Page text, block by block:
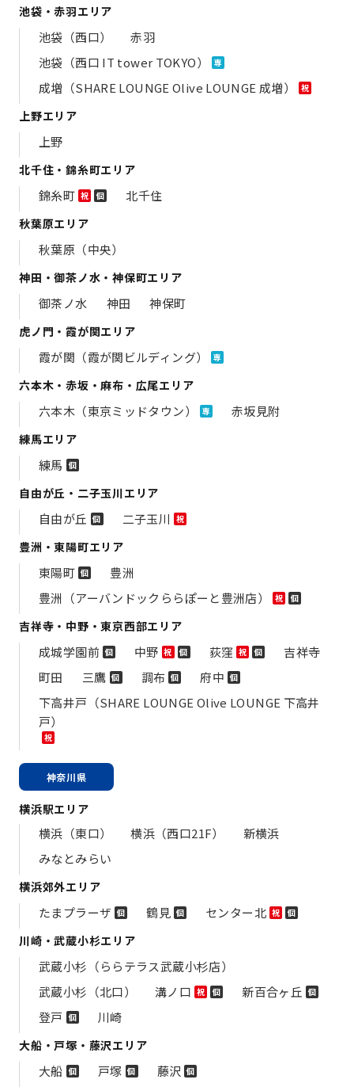
池袋・赤羽エリア
池袋（西口）
赤羽
池袋（西口 IT tower TOKYO）
専
成増（SHARE LOUNGE Olive LOUNGE 成増） 祝
上野エリア
上野
北千住・錦糸町エリア
錦糸町 祝 個 北千住
秋葉原エリア
秋葉原（中央）
神田・御茶ノ水・神保町エリア
御茶ノ水 神田 神保町
虎ノ門・霞が関エリア
霞が関（霞が関ビルディング） 専
六本木・赤坂・麻布・広尾エリア
六本木（東京ミッドタウン） 専 赤坂見附
練馬エリア
練馬 個
自由が丘・二子玉川エリア
自由が丘 個 二子玉川 祝
豊洲・東陽町エリア
東陽町 個
豊洲
豊洲（アーバンドックららぽーと豊洲店）
祝 個
吉祥寺・中野・東京西部エリア
成城学園前 個 中野 祝 個 荻窪 祝 個
吉祥寺
町田
三鷹 個 調布 個 府中 個
下高井戸（SHARE LOUNGE Olive LOUNGE 下高井
戸）
祝
神奈川県
横浜駅エリア
横浜（東口） 横浜（西口21F）
新横浜
みなとみらい
横浜郊外エリア
たまプラーザ 個 鶴見 個 センター北 祝 個
川崎・武蔵小杉エリア
武蔵小杉（ららテラス武蔵小杉店）
武蔵小杉（北口）
溝ノ口 祝 個 新百合ヶ丘 個
登戸 個 川崎
大船・戸塚・藤沢エリア
大船 個 戸塚 個 藤沢 個